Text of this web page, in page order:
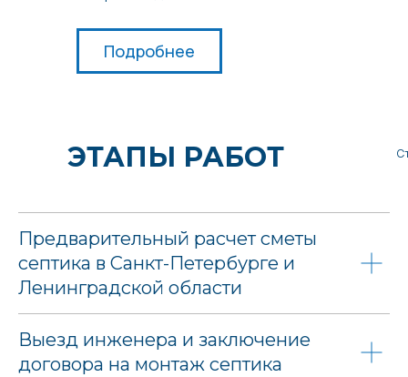
Подробнее
ЭТАПЫ РАБОТ
Предварительный расчет сметы
септика в Санкт-Петербурге и
Ленинградской области
Выезд инженера и заключение
договора на монтаж септика